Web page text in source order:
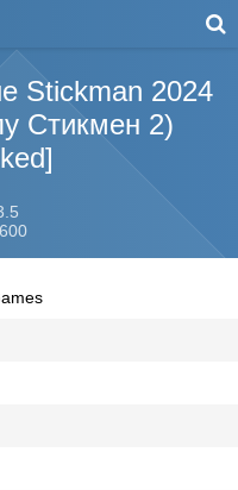
Stickman 2024
Стикмен 2)